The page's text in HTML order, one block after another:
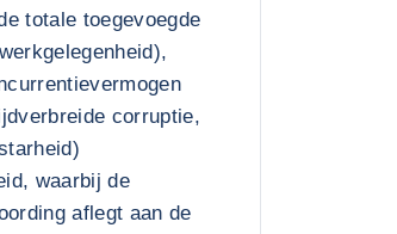
totale toegevoegde
corruptie,
waarbij de
aflegt aan de